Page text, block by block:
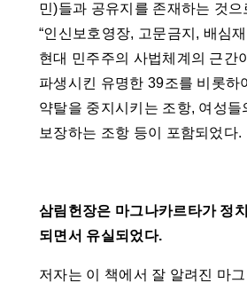
민)들과 공유지를 존재하는 것
“인신보호영장, 고문금지, 배심
현대 민주주의 사법체계의 근간
파생시킨 유명한 39조를 비롯하
약탈을 중지시키는 조항, 여성들
보장하는 조항 등이 포함되었다.
삼림헌장은 마그나카르타가 정
되면서 유실되었다.
저자는 이 책에서 잘 알려진 마